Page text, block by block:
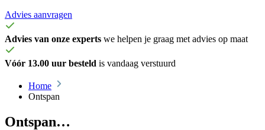
Advies aanvragen
Advies van onze experts we helpen je graag met advies op maat
Vóór 13.00 uur besteld is vandaag verstuurd
Home
Ontspan
Ontspan…